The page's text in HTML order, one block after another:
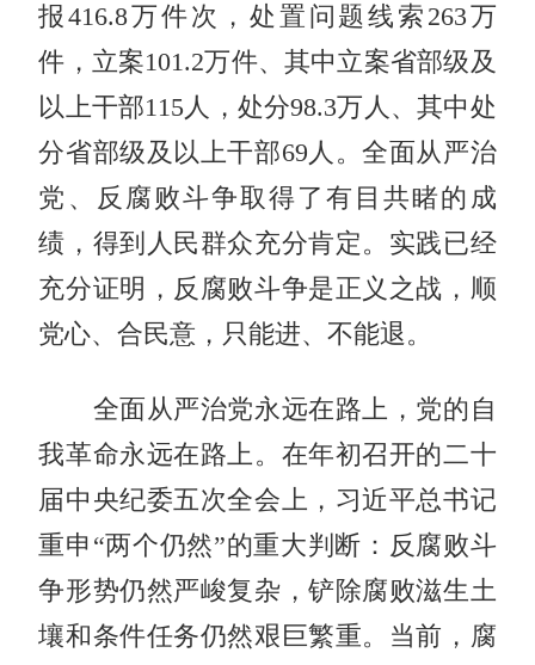
报416.8万件次，处置问题线索263万
件，立案101.2万件、其中立案省部级及
以上干部115人，处分98.3万人、其中处
分省部级及以上干部69人。全面从严治
党、反腐败斗争取得了有目共睹的成
绩，得到人民群众充分肯定。实践已经
充分证明，反腐败斗争是正义之战，顺
党心、合民意，只能进、不能退。
全面从严治党永远在路上，党的自
我革命永远在路上。在年初召开的二十
届中央纪委五次全会上，习近平总书记
重申“两个仍然”的重大判断：反腐败斗
争形势仍然严峻复杂，铲除腐败滋生土
壤和条件任务仍然艰巨繁重。当前，腐